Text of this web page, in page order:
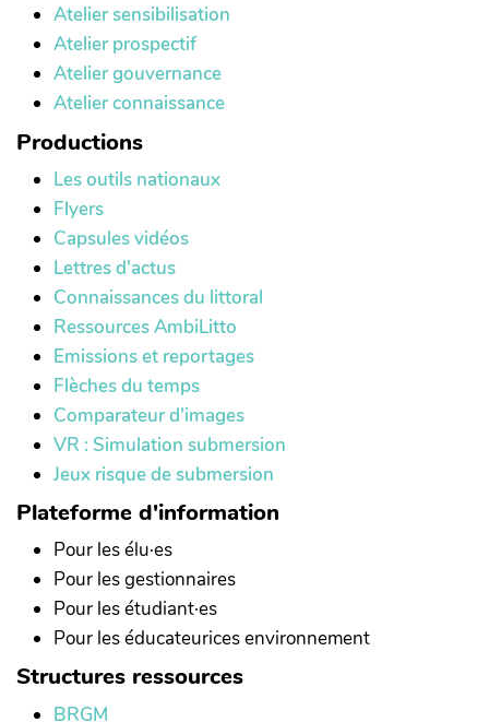
Atelier sensibilisation
Atelier prospectif
Atelier gouvernance
Atelier connaissance
Productions
Les outils nationaux
Flyers
Capsules vidéos
Lettres d'actus
Connaissances du littoral
Ressources AmbiLitto
Emissions et reportages
Flèches du temps
Comparateur d'images
VR : Simulation submersion
Jeux risque de submersion
Plateforme d'information
Pour les élu·es
Pour les gestionnaires
Pour les étudiant·es
Pour les éducateurices environnement
Structures ressources
BRGM